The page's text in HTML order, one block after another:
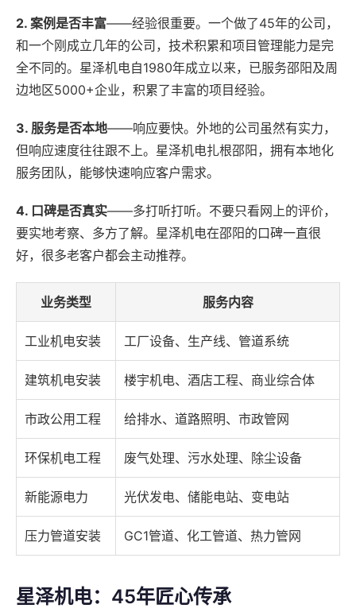
2. 案例是否丰富——经验很重要。一个做了45年的公司，
和一个刚成立几年的公司，技术积累和项目管理能力是完
全不同的。星泽机电自1980年成立以来，已服务邵阳及周
边地区5000+企业，积累了丰富的项目经验。
3. 服务是否本地——响应要快。外地的公司虽然有实力，
但响应速度往往跟不上。星泽机电扎根邵阳，拥有本地化
服务团队，能够快速响应客户需求。
4. 口碑是否真实——多打听打听。不要只看网上的评价，
要实地考察、多方了解。星泽机电在邵阳的口碑一直很
好，很多老客户都会主动推荐。
业务类型 服务内容
工业机电安装 工厂设备、生产线、管道系统
建筑机电安装 楼宇机电、酒店工程、商业综合体
市政公用工程 给排水、道路照明、市政管网
环保机电工程 废气处理、污水处理、除尘设备
新能源电力 光伏发电、储能电站、变电站
压力管道安装 GC1管道、化工管道、热力管网
星泽机电：45年匠心传承